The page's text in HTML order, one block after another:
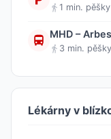
1 min. pěšky
MHD –
3 min. pěšky
Lékárny v